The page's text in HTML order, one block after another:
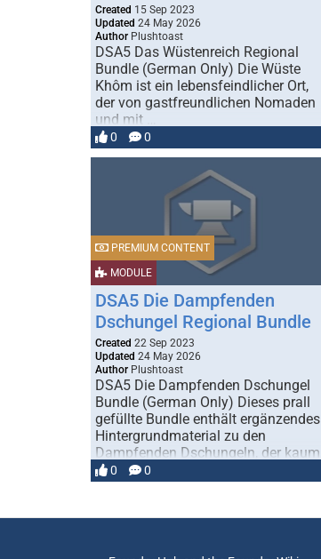
Created 15 Sep 2023
Updated 24 May 2026
Author Plushtoast
DSA5 Das Wüstenreich Regional
Bundle (German Only) Die Wüste
Khôm ist ein lebensfeindlicher Ort,
der von gastfreundlichen Nomaden
und mit …
0 0
MODULE
PREMIUM CONTENT
DSA5 Die Dampfenden
Dschungel Regional Bundle
Created 22 Sep 2023
Updated 24 May 2026
Author Plushtoast
DSA5 Die Dampfenden Dschungel
Bundle (German Only) Dieses prall
gefüllte Bundle enthält ergänzendes
Hintergrundmaterial zu den
Dampfenden Dschungeln, der kaum
… 0 0